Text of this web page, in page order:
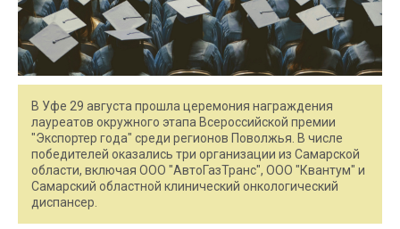
В Уфе 29 августа прошла церемония награждения
лауреатов окружного этапа Всероссийской премии
"Экспортер года" среди регионов Поволжья. В числе
победителей оказались три организации из Самарской
области, включая ООО "АвтоГазТранс", ООО "Квантум" и
Самарский областной клинический онкологический
диспансер.